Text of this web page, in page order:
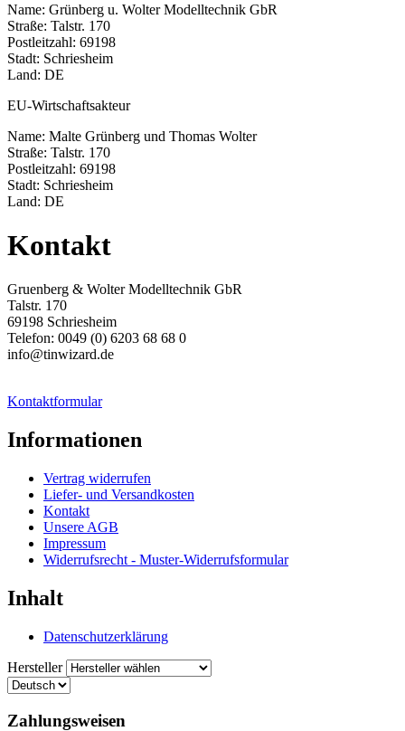
Name: Grünberg u. Wolter Modelltechnik GbR
Straße: Talstr. 170
Postleitzahl: 69198
Stadt: Schriesheim
Land: DE
EU-Wirtschaftsakteur
Name: Malte Grünberg und Thomas Wolter
Straße: Talstr. 170
Postleitzahl: 69198
Stadt: Schriesheim
Land: DE
Kontakt
Gruenberg & Wolter Modelltechnik GbR
Talstr. 170
69198 Schriesheim
Telefon: 0049 (0) 6203 68 68 0
info@tinwizard.de
Kontaktformular
Informationen
Vertrag widerrufen
Liefer- und Versandkosten
Kontakt
Unsere AGB
Impressum
Widerrufsrecht - Muster-Widerrufsformular
Inhalt
Datenschutzerklärung
Hersteller
Zahlungsweisen